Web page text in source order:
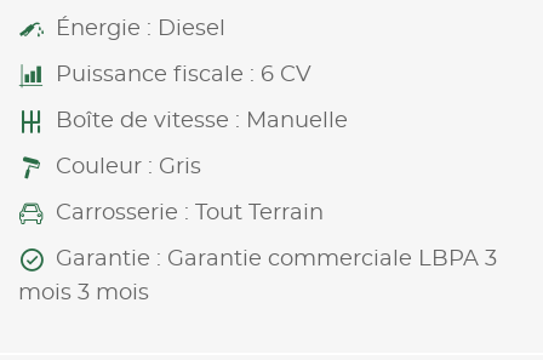
Énergie : Diesel
Puissance fiscale : 6 CV
Boîte de vitesse : Manuelle
Couleur : Gris
Carrosserie : Tout Terrain
Garantie : Garantie commerciale LBPA 3
mois 3 mois